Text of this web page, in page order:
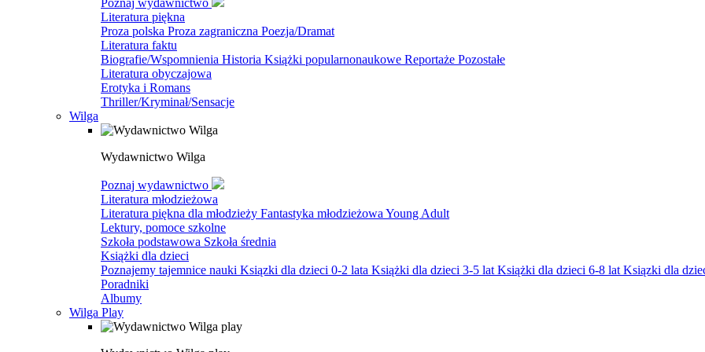
Poznaj wydawnictwo
Literatura piękna
Proza polska Proza zagraniczna Poezja/Dramat
Literatura faktu
Biografie/Wspomnienia Historia Książki popularnonaukowe Reportaże Pozostałe
Literatura obyczajowa
Erotyka i Romans
Thriller/Kryminał/Sensacje
Wilga
Wydawnictwo Wilga
Poznaj wydawnictwo
Literatura młodzieżowa
Literatura piękna dla młodzieży Fantastyka młodzieżowa Young Adult
Lektury, pomoce szkolne
Szkoła podstawowa Szkoła średnia
Książki dla dzieci
Poznajemy tajemnice nauki Ksiązki dla dzieci 0-2 lata Książki dla dzieci 3-5 lat Książki dla dzieci 6-8 lat Ksiązki dla
Poradniki
Albumy
Wilga Play